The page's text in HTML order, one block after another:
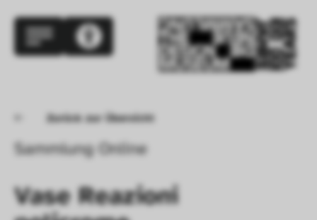
Zurück zur Übersicht
Sammlung Online
Vase Reazioni